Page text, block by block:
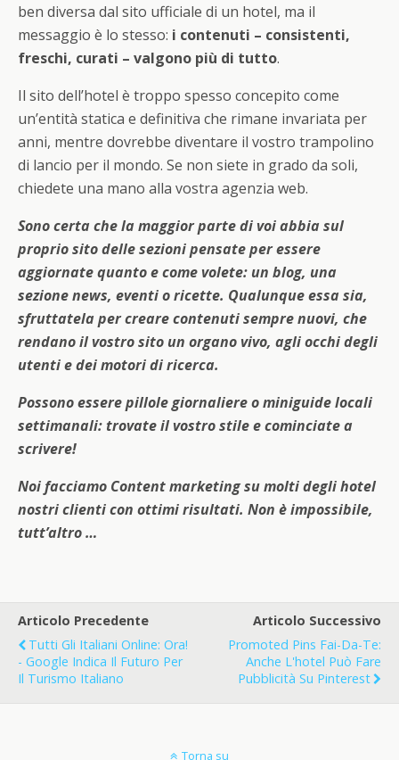
ben diversa dal sito ufficiale di un hotel, ma il
messaggio è lo stesso: i contenuti – consistenti,
freschi, curati – valgono più di tutto.
Il sito dell’hotel è troppo spesso concepito come
un’entità statica e definitiva che rimane invariata per
anni, mentre dovrebbe diventare il vostro trampolino
di lancio per il mondo. Se non siete in grado da soli,
chiedete una mano alla vostra agenzia web.
Sono certa che la maggior parte di voi abbia sul
proprio sito delle sezioni pensate per essere
aggiornate quanto e come volete: un blog, una
sezione news, eventi o ricette. Qualunque essa sia,
sfruttatela per creare contenuti sempre nuovi, che
rendano il vostro sito un organo vivo, agli occhi degli
utenti e dei motori di ricerca.
Possono essere pillole giornaliere o miniguide locali
settimanali: trovate il vostro stile e cominciate a
scrivere!
Noi facciamo Content marketing su molti degli hotel
nostri clienti con ottimi risultati. Non è impossibile,
tutt’altro …
Articolo Precedente
Tutti Gli Italiani Online: Ora!
- Google Indica Il Futuro Per
Il Turismo Italiano
Articolo Successivo
Promoted Pins Fai-Da-Te:
Anche L'hotel Può Fare
Pubblicità Su Pinterest
Torna su